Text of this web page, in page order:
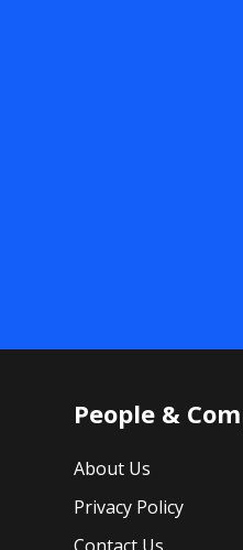
People &
About Us
Privacy Policy